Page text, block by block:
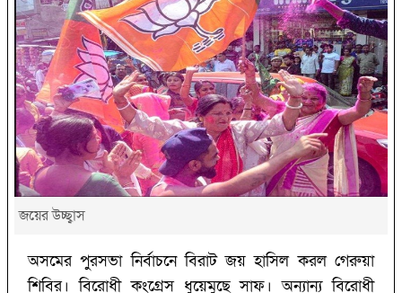
জয়ের উচ্ছ্বাস
অসমের পুরসভা নির্বাচনে বিরাট জয় হাসিল করল গেরুয়া
শিবির। বিরোধী কংগ্রেস ধুয়েমুছে সাফ। অন্যান্য বিরোধী